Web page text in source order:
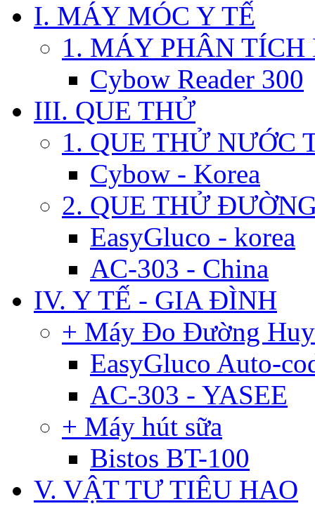
I. MÁY MÓC Y TẾ
1. MÁY PHÂN TÍCH
Cybow Reader 300
III. QUE THỬ
1. QUE THỬ NƯỚC
Cybow - Korea
2. QUE THỬ
EasyGluco - korea
AC-303 - China
IV. Y TẾ - GIA ĐÌNH
+ Máy Đo Đường
EasyGluco Auto-
AC-303 - YASEE
+ Máy hút sữa
Bistos BT-100
V. VẬT TƯ TIÊU HAO